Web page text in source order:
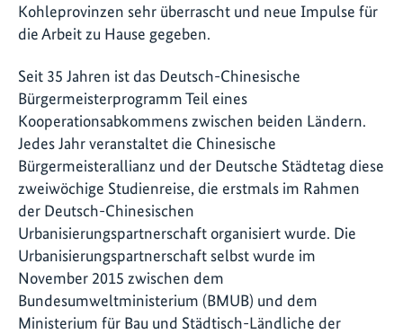
Kohleprovinzen sehr überrascht und neue Impulse für
die Arbeit zu Hause gegeben.
Seit 35 Jahren ist das Deutsch-Chinesische
Bürgermeisterprogramm Teil eines
Kooperationsabkommens zwischen beiden Ländern.
Jedes Jahr veranstaltet die Chinesische
Bürgermeisterallianz und der Deutsche Städtetag diese
zweiwöchige Studienreise, die erstmals im Rahmen
der Deutsch-Chinesischen
Urbanisierungspartnerschaft organisiert wurde. Die
Urbanisierungspartnerschaft selbst wurde im
November 2015 zwischen dem
Bundesumweltministerium (BMUB) und dem
Ministerium für Bau und Städtisch-Ländliche der